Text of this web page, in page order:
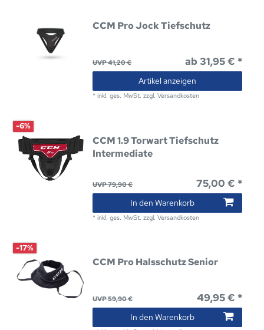
CCM Pro Jock Tiefschutz
UVP 41,20 € ab 31,95 € *
Artikel anzeigen
*inkl. ges. MwSt. zzgl.Versandkosten
-6%
CCM 1.9 Torwart Tiefschutz
Intermediate
UVP 79,90 € 75,00 € *
In den Warenkorb
*inkl. ges. MwSt. zzgl.Versandkosten
-17%
CCM Pro Halsschutz Senior
UVP 59,90 € 49,95 € *
In den Warenkorb